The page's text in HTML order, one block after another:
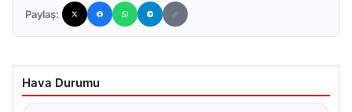
Paylaş:
Hava Durumu